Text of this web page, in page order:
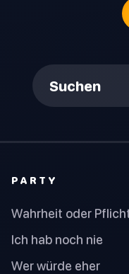
Suchen
PARTY
Wahrheit oder
Ich hab noch nie
Wer würde eher